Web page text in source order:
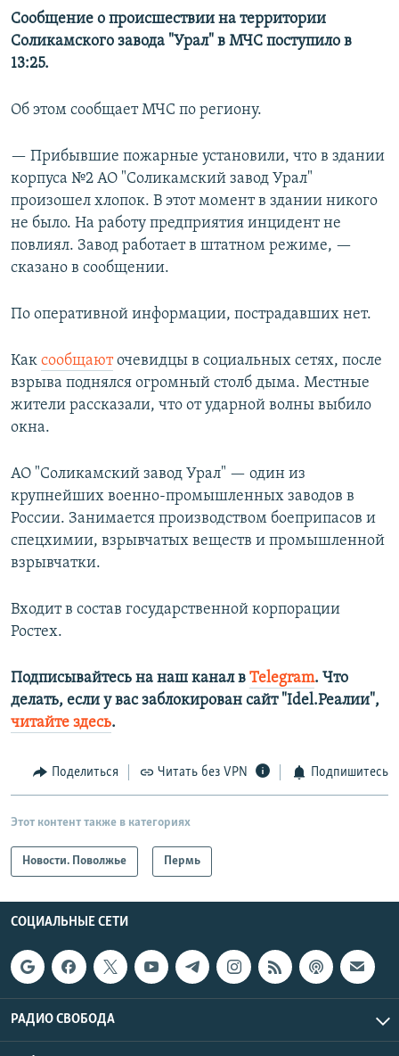
Сообщение о происшествии на территории
Соликамского завода "Урал" в МЧС поступило в
13:25.
Об этом сообщает МЧС по региону.
— Прибывшие пожарные установили, что в здании
корпуса №2 АО "Соликамский завод Урал"
произошел хлопок. В этот момент в здании никого
не было. На работу предприятия инцидент не
повлиял. Завод работает в штатном режиме, —
сказано в сообщении.
По оперативной информации, пострадавших нет.
Как сообщаюточевидцы в социальных сетях, после
взрыва поднялся огромный столб дыма. Местные
жители рассказали, что от ударной волны выбило
окна.
АО "Соликамский завод Урал" — один из
крупнейших военно-промышленных заводов в
России. Занимается производством боеприпасов и
спецхимии, взрывчатых веществ и промышленной
взрывчатки.
Входит в состав государственной корпорации
Ростех.
Подписывайтесь на наш канал в Telegram. Что
делать, если у вас заблокирован сайт "Idel.Реалии",
читайте здесь.
Поделиться Читать без VPN Подпишитесь
Этот контент также в категориях
Новости. Поволжье Пермь
СОЦИАЛЬНЫЕ СЕТИ
РАДИО СВОБОДА